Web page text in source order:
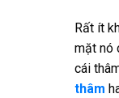
Rất ít
mặt nó
cái
thâm